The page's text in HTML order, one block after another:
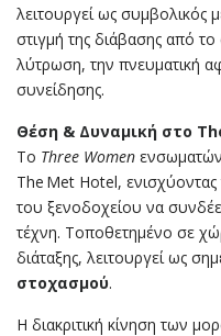
λειτουργεί ως συμβολικός
στιγμή της διάβασης από
λύτρωση, την πνευματική
συνείδησης.
Θέση & Δυναμική στο
Το Three Women
The Met Hotel,
του ξενοδοχείου να
τέχνη. Τοποθετημένο σε
διάταξης, λειτουργεί ως
στοχασμού.
Η διακριτική κίνηση των